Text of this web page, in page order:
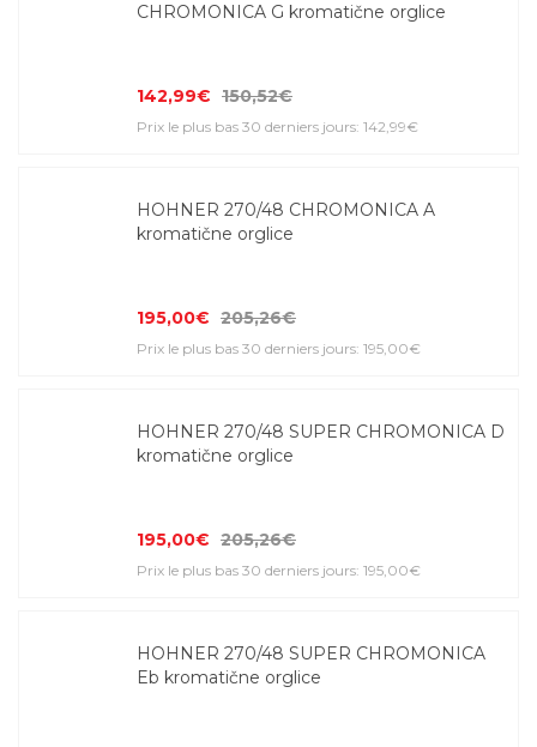
CHROMONICA G kromatične orglice
142,99€ 150,52€
Prix le plus bas 30 derniers jours: 142,99€
HOHNER 270/48 CHROMONICA A
kromatične orglice
195,00€ 205,26€
Prix le plus bas 30 derniers jours: 195,00€
HOHNER 270/48 SUPER CHROMONICA D
kromatične orglice
195,00€ 205,26€
Prix le plus bas 30 derniers jours: 195,00€
HOHNER 270/48 SUPER CHROMONICA
Eb kromatične orglice